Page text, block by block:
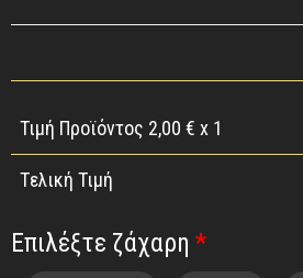
Τιμή Προϊόντος 2,00 € x 1
Tελική Τιμή
Επιλέξτε ζάχαρη *